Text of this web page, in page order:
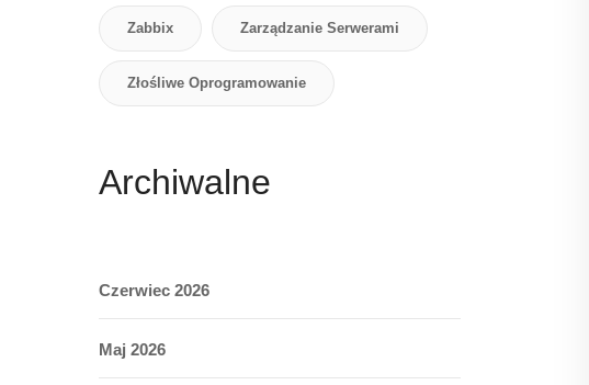
Zabbix Zarządzanie Serwerami
Złośliwe Oprogramowanie
Archiwalne
Czerwiec 2026
Maj 2026